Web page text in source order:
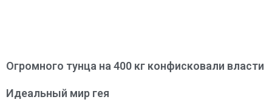
Огромного тунца на 400 кг конфисковали власти
Идеальный мир гея